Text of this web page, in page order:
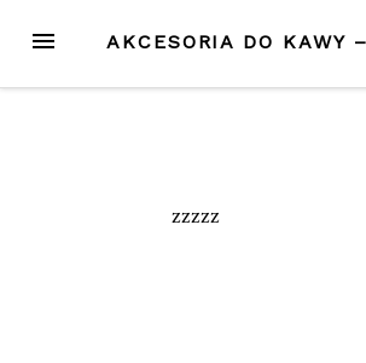
treści
MENU AKCESORIA DO KAWY
zzzzz